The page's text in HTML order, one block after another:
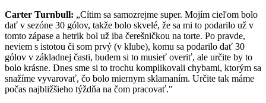
Carter Turnbull: „Cítim sa samozrejme super. Mojím cieľom bolo
dať v sezóne 30 gólov, takže bolo skvelé, že sa mi to podarilo už v
tomto zápase a hetrik bol už iba čerešničkou na torte. Po pravde,
neviem s istotou či som prvý (v klube), komu sa podarilo dať 30
gólov v základnej časti, budem si to musieť overiť, ale určite by to
bolo krásne. Dnes sme si to trochu komplikovali chybami, ktorým sa
snažíme vyvarovať, čo bolo miernym sklamaním. Určite tak máme
počas najbližšieho týždňa na čom pracovať."